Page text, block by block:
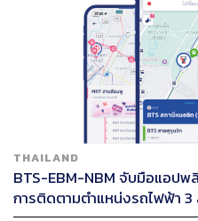
ดำรงตำแหน่งนายกรัฐมนตรี
2544 ที่ดันแคน แมคคาร์โก
(McCargo and Ukrist, 2005
สู่การเมืองอีกครั้ง
แทรกแซงการแต่งตั้งโยกย้าย
อำนาจเหนือทหาร ด้วยการน
ฐานอำนาจทางการเมืองเพื่อ
โอกาสการทำรัฐประหาร”
การเข้าไปแทรกแซงการแต่ง
THAILAND
BTS-EBM-NBM จับมือแอปพ
การติดตามตำแหน่งรถไฟฟ้า 3